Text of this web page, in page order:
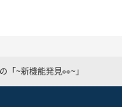
「~新機能発見👀~」